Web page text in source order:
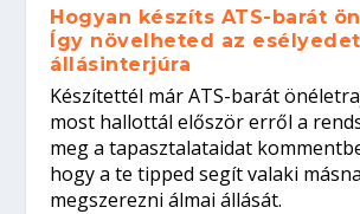
Hogyan készíts ATS-barát
Így növelheted az
állásinterjúra
Készítettél már ATS-barát
most hallottál először erről a
meg a tapasztalataidat
hogy a te tipped segít valaki
megszerezni álmai állását.